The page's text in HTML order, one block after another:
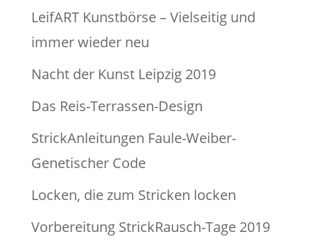
LeifART Kunstbörse – Vielseitig und
immer wieder neu
Nacht der Kunst Leipzig 2019
Das Reis-Terrassen-Design
StrickAnleitungen Faule-Weiber-
Genetischer Code
Locken, die zum Stricken locken
Vorbereitung StrickRausch-Tage 2019